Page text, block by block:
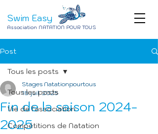
Swim Easy
Association NATATION POUR TOUS
Post
Tous les posts
Vie de l'association
Compétitions de Natation
Tous les posts
Fin de la saison 2024-
2025
Stages Natationpourtous
18 juil. 2025